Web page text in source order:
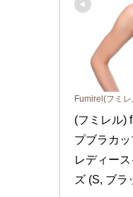
Fumirel(フミ
(フミレル)
プブラカ
レディー
ズ (S, ブラ